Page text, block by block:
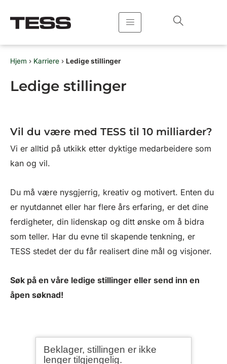
rett
Hjem › Karriere › Ledige stillinger
Ledige stillinger
Vil du være med TESS til 10 milliarder?
Vi er alltid på utkikk etter dyktige medarbeidere som
kan og vil.
Du må være nysgjerrig, kreativ og motivert. Enten du
er nyutdannet eller har flere års erfaring, er det dine
ferdigheter, din lidenskap og ditt ønske om å bidra
som teller. Har du evne til skapende tenkning, er
TESS stedet der du får realisert dine mål og visjoner.
Søk på en våre ledige stillinger eller send inn en
åpen søknad!